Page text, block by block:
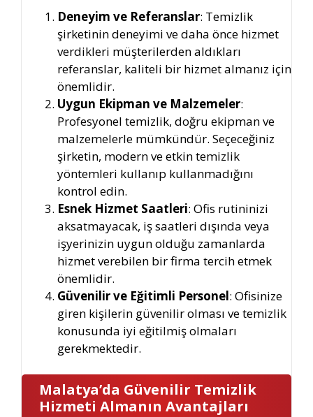
Deneyim ve Referanslar: Temizlik
şirketinin deneyimi ve daha önce hizmet
verdikleri müşterilerden aldıkları
referanslar, kaliteli bir hizmet almanız için
önemlidir.
Uygun Ekipman ve Malzemeler:
Profesyonel temizlik, doğru ekipman ve
malzemelerle mümkündür. Seçeceğiniz
şirketin, modern ve etkin temizlik
yöntemleri kullanıp kullanmadığını
kontrol edin.
Esnek Hizmet Saatleri: Ofis rutininizi
aksatmayacak, iş saatleri dışında veya
işyerinizin uygun olduğu zamanlarda
hizmet verebilen bir firma tercih etmek
önemlidir.
Güvenilir ve Eğitimli Personel: Ofisinize
giren kişilerin güvenilir olması ve temizlik
konusunda iyi eğitilmiş olmaları
gerekmektedir.
Malatya’da Güvenilir Temizlik
Hizmeti Almanın Avantajları